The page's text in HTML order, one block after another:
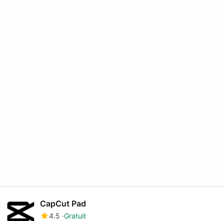
CapCut Pad
4.5 Gratuit